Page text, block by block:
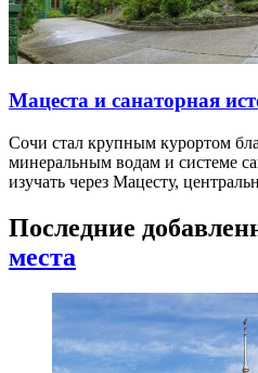
Мацеста и санаторная
Сочи стал крупным курортом
минеральным водам и системе
изучать через Мацесту,
Последние
места